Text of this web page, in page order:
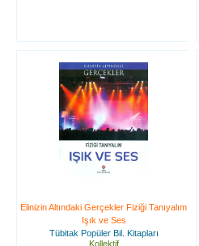
Elinizin Altındaki Gerçekler Fiziği Tanıyalım
Işık ve Ses
Tübitak Popüler Bil. Kitapları
Kollektif